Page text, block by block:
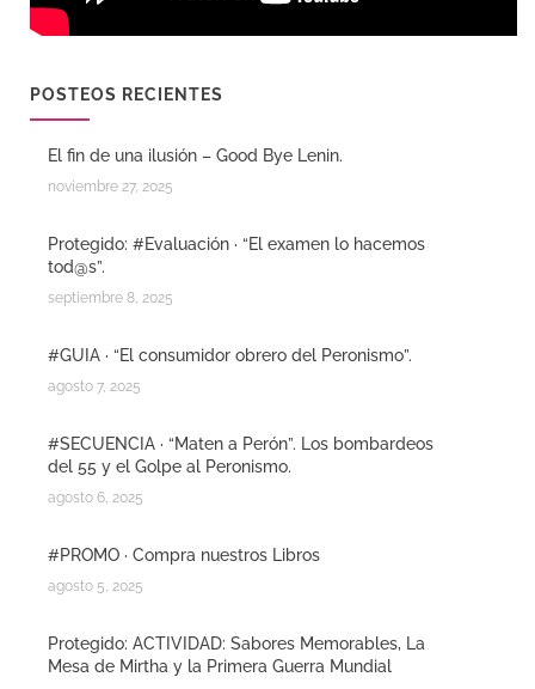
POSTEOS RECIENTES
El fin de una ilusión – Good Bye Lenin.
noviembre 27, 2025
Protegido: #Evaluación · “El examen lo hacemos
tod@s”.
septiembre 8, 2025
#GUIA · “El consumidor obrero del Peronismo”.
agosto 7, 2025
#SECUENCIA · “Maten a Perón”. Los bombardeos
del 55 y el Golpe al Peronismo.
agosto 6, 2025
#PROMO · Compra nuestros Libros
agosto 5, 2025
Protegido: ACTIVIDAD: Sabores Memorables, La
Mesa de Mirtha y la Primera Guerra Mundial